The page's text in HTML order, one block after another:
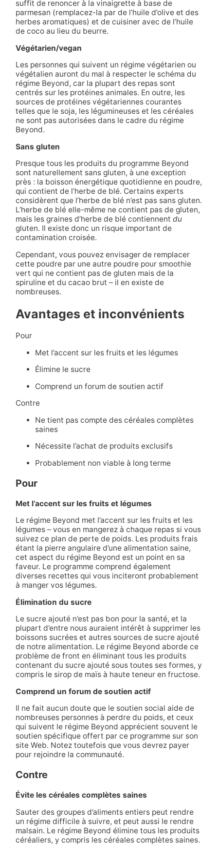
suffit de renoncer à la vinaigrette à base de
parmesan (remplacez-la par de l’huile d’olive et des
herbes aromatiques) et de cuisiner avec de l’huile
de coco au lieu du beurre.
Végétarien/vegan
Les personnes qui suivent un régime végétarien ou
végétalien auront du mal à respecter le schéma du
régime Beyond, car la plupart des repas sont
centrés sur les protéines animales. En outre, les
sources de protéines végétariennes courantes
telles que le soja, les légumineuses et les céréales
ne sont pas autorisées dans le cadre du régime
Beyond.
Sans gluten
Presque tous les produits du programme Beyond
sont naturellement sans gluten, à une exception
près : la boisson énergétique quotidienne en poudre,
qui contient de l’herbe de blé. Certains experts
considèrent que l’herbe de blé n’est pas sans gluten.
L’herbe de blé elle-même ne contient pas de gluten,
mais les graines d’herbe de blé contiennent du
gluten. Il existe donc un risque important de
contamination croisée.
Cependant, vous pouvez envisager de remplacer
cette poudre par une autre poudre pour smoothie
vert qui ne contient pas de gluten mais de la
spiruline et du cacao brut – il en existe de
nombreuses.
Avantages et inconvénients
Pour
Met l’accent sur les fruits et les légumes
Élimine le sucre
Comprend un forum de soutien actif
Contre
Ne tient pas compte des céréales complètes
saines
Nécessite l’achat de produits exclusifs
Probablement non viable à long terme
Pour
Met l’accent sur les fruits et légumes
Le régime Beyond met l’accent sur les fruits et les
légumes – vous en mangerez à chaque repas si vous
suivez ce plan de perte de poids. Les produits frais
étant la pierre angulaire d’une alimentation saine,
cet aspect du régime Beyond est un point en sa
faveur. Le programme comprend également
diverses recettes qui vous inciteront probablement
à manger vos légumes.
Élimination du sucre
Le sucre ajouté n’est pas bon pour la santé, et la
plupart d’entre nous auraient intérêt à supprimer les
boissons sucrées et autres sources de sucre ajouté
de notre alimentation. Le régime Beyond aborde ce
problème de front en éliminant tous les produits
contenant du sucre ajouté sous toutes ses formes, y
compris le sirop de maïs à haute teneur en fructose.
Comprend un forum de soutien actif
Il ne fait aucun doute que le soutien social aide de
nombreuses personnes à perdre du poids, et ceux
qui suivent le régime Beyond apprécient souvent le
soutien spécifique offert par ce programme sur son
site Web. Notez toutefois que vous devrez payer
pour rejoindre la communauté.
Contre
Évite les céréales complètes saines
Sauter des groupes d’aliments entiers peut rendre
un régime difficile à suivre, et peut aussi le rendre
malsain. Le régime Beyond élimine tous les produits
céréaliers, y compris les céréales complètes saines.